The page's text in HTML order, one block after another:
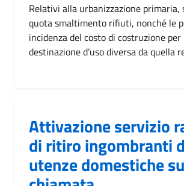
Relativi alla urbanizzazione primaria,
quota smaltimento rifiuti, nonché le
incidenza del costo di costruzione
destinazione d’uso diversa da quella
Attivazione servizio
di ritiro ingombranti
utenze domestiche su